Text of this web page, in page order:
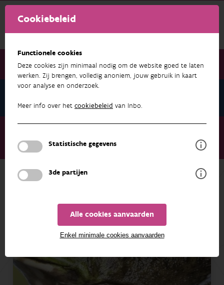
Cookiebeleid
Functionele cookies
Deze cookies zijn minimaal nodig om de website goed te laten
werken. Zij brengen, volledig anoniem, jouw gebruik in kaart
voor analyse en onderzoek.
Meer info over het cookiebeleid van Inbo.
Statistische gegevens
3de partijen
Alle cookies aanvaarden
Enkel minimale cookies aanvaarden
Nieuwsbrief december 2024
Amerikaanse stierkikker nu ook zeker buiten de bekende
gebieden opgedoken